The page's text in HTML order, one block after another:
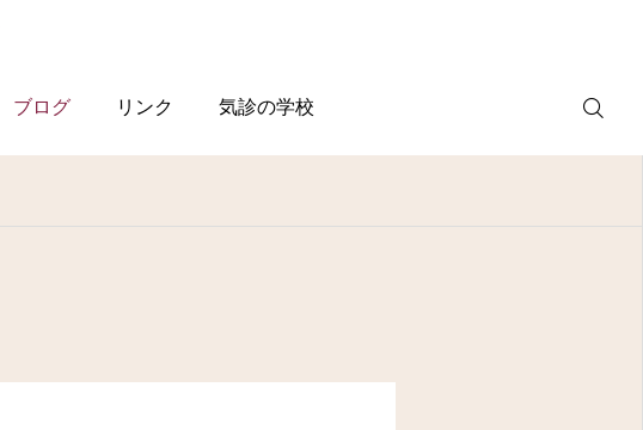
ブログ リンク 気診の学校